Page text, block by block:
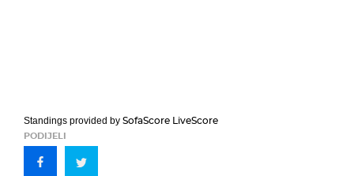
Standings provided by SofaScore LiveScore
PODIJELI